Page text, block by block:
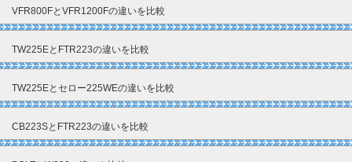
VFR800FとVFR1200Fの違いを比較
TW225EとFTR223の違いを比較
TW225Eとセロー225WEの違いを比較
CB223SとFTR223の違いを比較